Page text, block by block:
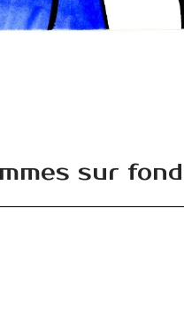
sur